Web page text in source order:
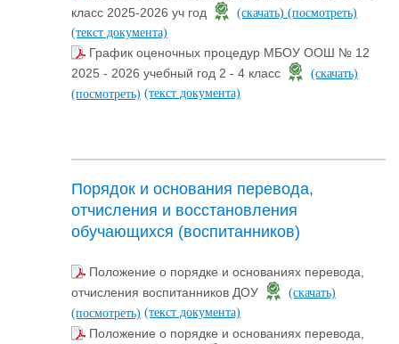
класс 2025-2026 уч год
(скачать) (посмотреть)
(текст документа)
График оценочных процедур МБОУ ООШ № 12
2025 - 2026 учебный год 2 - 4 класс
(скачать)
(посмотреть) (текст документа)
Порядок и основания перевода,
отчисления и восстановления
обучающихся (воспитанников)
Положение о порядке и основаниях перевода,
отчисления воспитанников ДОУ
(скачать)
(посмотреть) (текст документа)
Положение о порядке и основаниях перевода,